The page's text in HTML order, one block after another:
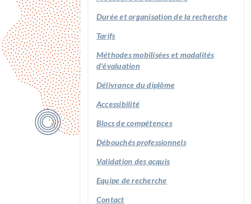
Durée et organisation de la recherche
Tarifs
Méthodes mobilisées et modalités
d'évaluation
Délivrance du diplôme
Accessibilité
Blocs de compétences
Débouchés professionnels
Validation des acquis
Equipe de recherche
Contact